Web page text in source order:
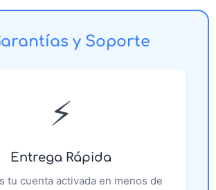
y Soporte
⚡
Entrega Rápida
tu cuenta activada en menos de